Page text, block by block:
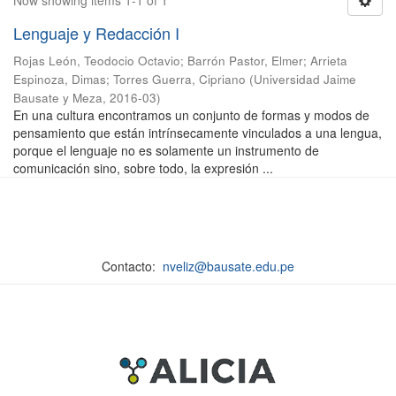
Lenguaje y Redacción I
Rojas León, Teodocio Octavio; Barrón Pastor, Elmer; Arrieta
Espinoza, Dimas; Torres Guerra, Cipriano (Universidad Jaime
Bausate y Meza, 2016-03)
En una cultura encontramos un conjunto de formas y modos de
pensamiento que están intrínsecamente vinculados a una lengua,
porque el lenguaje no es solamente un instrumento de
comunicación sino, sobre todo, la expresión ...
Contacto: nveliz@bausate.edu.pe